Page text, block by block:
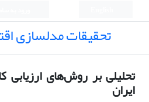
تحقیقات مدلسازی
تحلیلی بر روش‌های ارزیابی
ایران